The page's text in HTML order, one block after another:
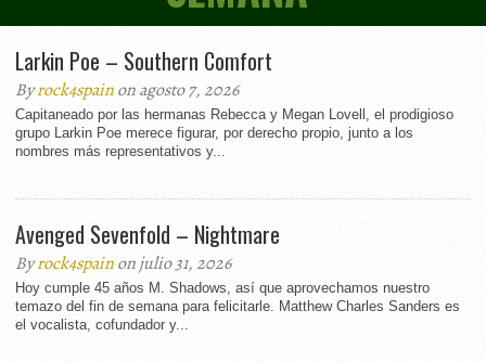
Larkin Poe – Southern Comfort
Byrock4spainon agosto 7, 2026
Capitaneado por las hermanas Rebecca y Megan Lovell, el prodigioso
grupo Larkin Poe merece figurar, por derecho propio, junto a los
nombres más representativos y...
Avenged Sevenfold – Nightmare
Byrock4spainon julio 31, 2026
Hoy cumple 45 años M. Shadows, así que aprovechamos nuestro
temazo del fin de semana para felicitarle. Matthew Charles Sanders es
el vocalista, cofundador y...